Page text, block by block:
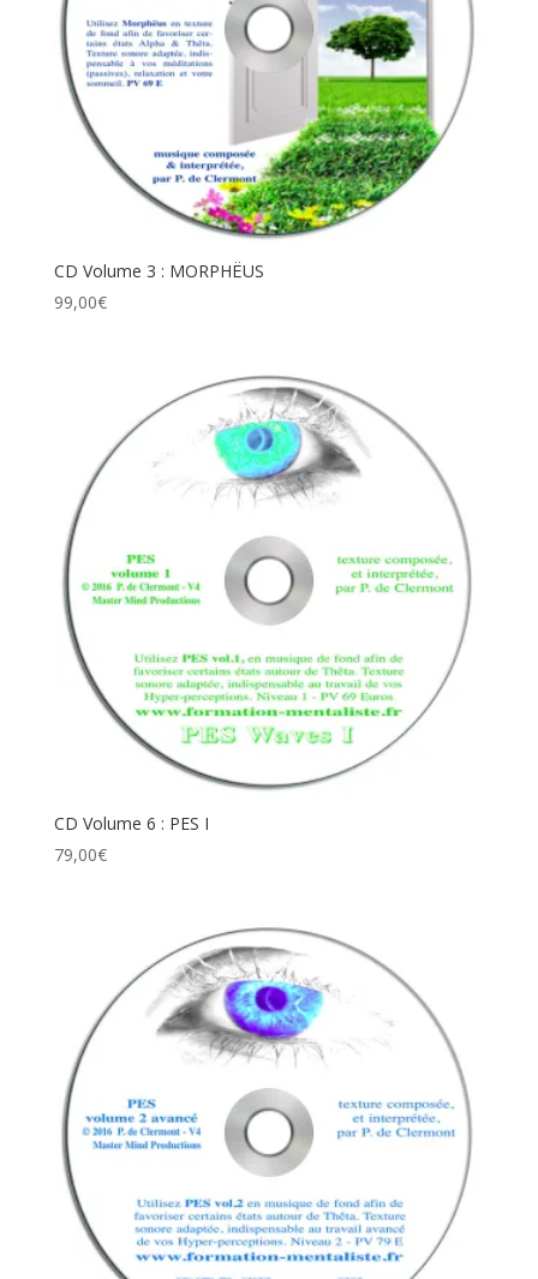
CD Volume 3 : MORPHËUS
99,00€
CD Volume 6 : PES I
79,00€